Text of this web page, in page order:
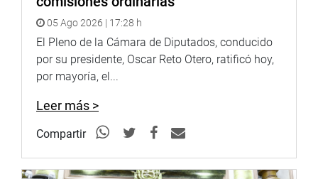
05 Ago 2026 | 17:28 h
El Pleno de la Cámara de Diputados, conducido
por su presidente, Oscar Reto Otero, ratificó hoy,
por mayoría, el...
Leer más >
Compartir